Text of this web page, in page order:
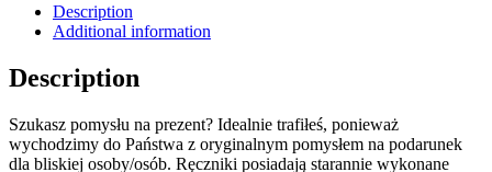
Description
Additional information
Description
Szukasz pomysłu na prezent? Idealnie trafiłeś, ponieważ
wychodzimy do Państwa z oryginalnym pomysłem na podarunek
dla bliskiej osoby/osób. Ręczniki posiadają starannie wykonane